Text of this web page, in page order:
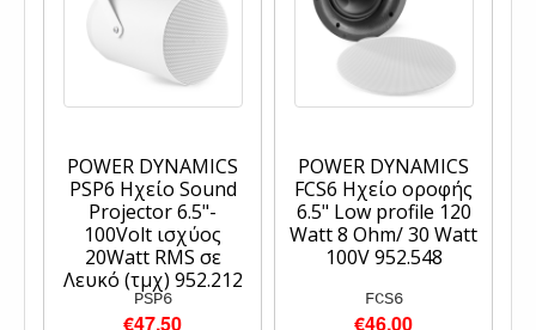
POWER DYNAMICS
PSP6 Ηχείο Sound
Projector 6.5"-
100Volt ισχύος
20Watt RMS σε
Λευκό (τμχ) 952.212
PSP6
€47.50
POWER DYNAMICS
FCS6 Ηχείο οροφής
6.5" Low profile 120
Watt 8 Ohm/ 30 Watt
100V 952.548
FCS6
€46.00